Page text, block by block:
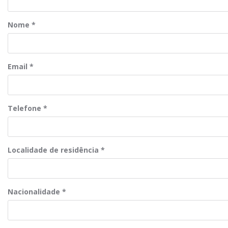
Nome *
Email *
Telefone *
Localidade de residência *
Nacionalidade *